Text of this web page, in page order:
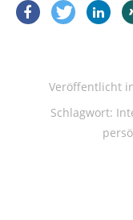
Veröffentlicht
Schlagwort: